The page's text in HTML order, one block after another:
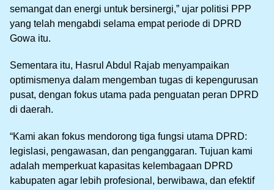
semangat dan energi untuk bersinergi,” ujar politisi PPP
yang telah mengabdi selama empat periode di DPRD
Gowa itu.
Sementara itu, Hasrul Abdul Rajab menyampaikan
optimismenya dalam mengemban tugas di kepengurusan
pusat, dengan fokus utama pada penguatan peran DPRD
di daerah.
“Kami akan fokus mendorong tiga fungsi utama DPRD:
legislasi, pengawasan, dan penganggaran. Tujuan kami
adalah memperkuat kapasitas kelembagaan DPRD
kabupaten agar lebih profesional, berwibawa, dan efektif